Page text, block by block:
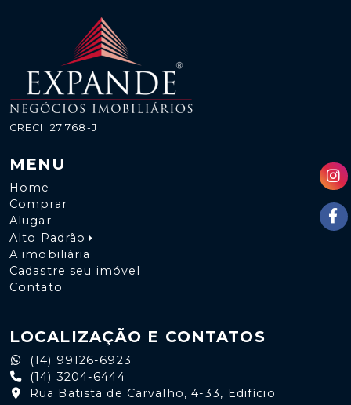
CRECI: 27.768-J
MENU
Home
Comprar
Alugar
Alto Padrão
A imobiliária
Cadastre seu imóvel
Contato
LOCALIZAÇÃO E CONTATOS
(14) 99126-6923
(14) 3204-6444
Rua Batista de Carvalho, 4-33, Edifício